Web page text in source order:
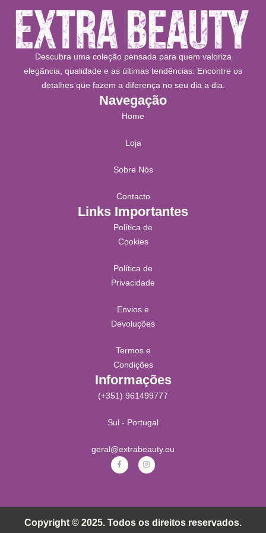
Descubra uma coleção pensada para quem valoriza
elegância, qualidade e as últimas tendências. Encontre os
detalhes que fazem a diferença no seu dia a dia.
Navegação
Home
Loja
Sobre Nós
Contacto
Links Importantes
Política de
Cookies
Política de
Privacidade
Envios e
Devoluções
Termos e
Condições
Informações
(+351) 961499777
Sul - Portugal
geral@extrabeauty.eu
Copyright © 2025. Todos os direitos reservados.